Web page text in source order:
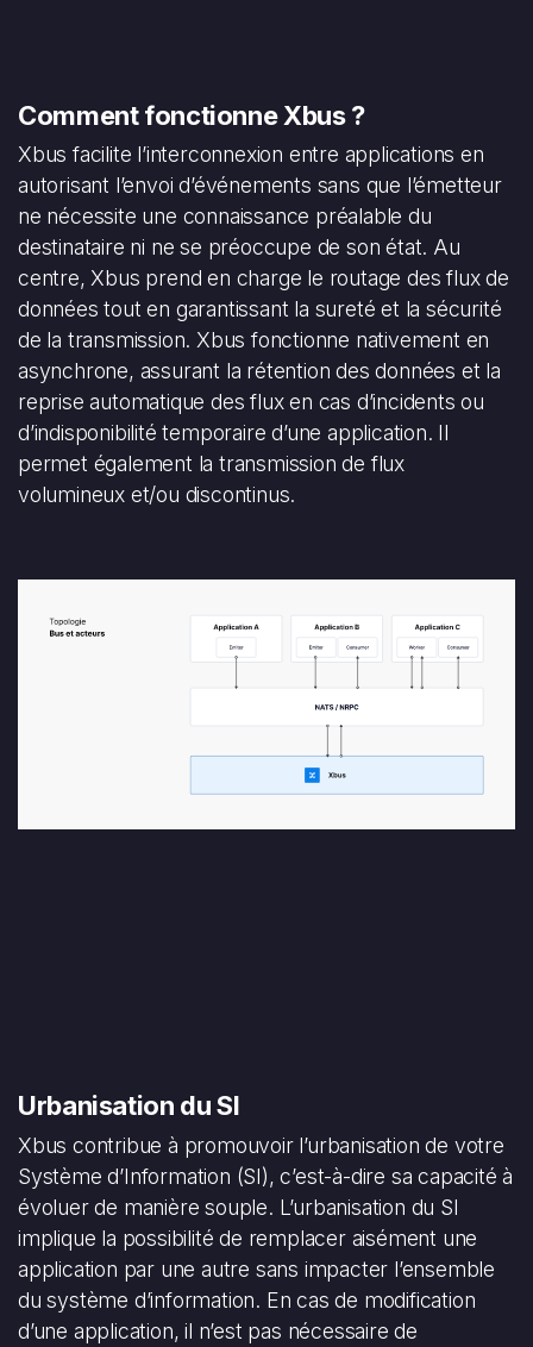
Comment fonctionne Xbus ?
Xbus facilite l’interconnexion entre applications en
autorisant l’envoi d’événements sans que l’émetteur
ne nécessite une connaissance préalable du
destinataire ni ne se préoccupe de son état. Au
centre, Xbus prend en charge le routage des flux de
données tout en garantissant la sureté et la sécurité
de la transmission. Xbus fonctionne nativement en
asynchrone, assurant la rétention des données et la
reprise automatique des flux en cas d’incidents ou
d’indisponibilité temporaire d’une application. Il
permet également la transmission de flux
volumineux et/ou discontinus.
Urbanisation du SI
Xbus contribue à promouvoir l’urbanisation de votre
Système d’Information (SI), c’est-à-dire sa capacité à
évoluer de manière souple. L’urbanisation du SI
implique la possibilité de remplacer aisément une
application par une autre sans impacter l’ensemble
du système d’information. En cas de modification
d’une application, il n’est pas nécessaire de